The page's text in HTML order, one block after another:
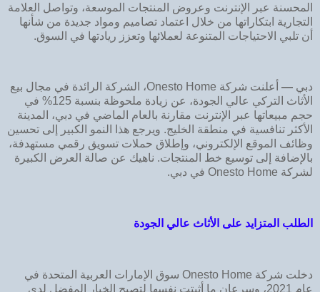
المحسنة عبر الإنترنت وعروض المنتجات الموسعة، وتواصل العلامة
التجارية ابتكاراتها من خلال اعتماد تصاميم ومواد جديدة من شأنها
أن تلبي الاحتياجات المتنوعة لعملائها وتعزز ريادتها في السوق.
دبي —
أعلنت شركة Onesto Home، الشركة الرائدة في مجال بيع
الأثاث التركي عالي الجودة، عن زيادة ملحوظة بنسبة 125% في
حجم مبيعاتها عبر الإنترنت مقارنة بالعام الماضي في دبي، المدينة
الأكثر تنافسية في منطقة الخليج. ويرجع هذا النمو الكبير إلى تحسين
وظائف الموقع الإلكتروني، وإطلاق حملات تسويق رقمي مستهدفة،
بالإضافة إلى توسيع خط المنتجات. ناهيك عن صالة العرض الكبيرة
لشركة Onesto Home في دبي.
الطلب المتزايد على الأثاث عالي الجودة
دخلت شركة Onesto Home سوق الإمارات العربية المتحدة في
عام 2021، وسرعان ما أثبتت نفسها لتصبح الخيار المفضل لدى